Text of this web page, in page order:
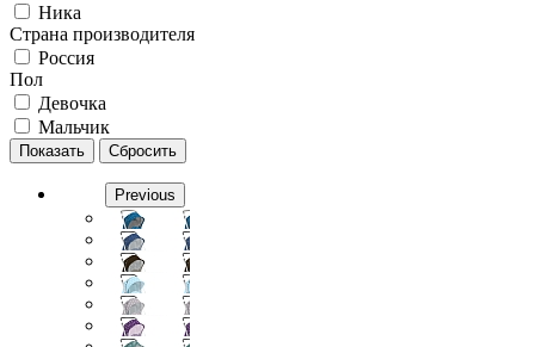
Ника
Страна производителя
Россия
Пол
Девочка
Мальчик
Previous